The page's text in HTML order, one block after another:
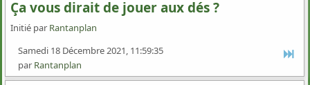
Ça vous dirait de jouer aux dés ?
Initié par Rantanplan
Samedi 18 Décembre 2021, 11:59:35
par Rantanplan